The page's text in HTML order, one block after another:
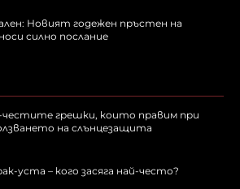
Новият годежен пръстен на
силно послание
честите грешки, които правим при
на слънцезащита
уста – кого засяга най-често?